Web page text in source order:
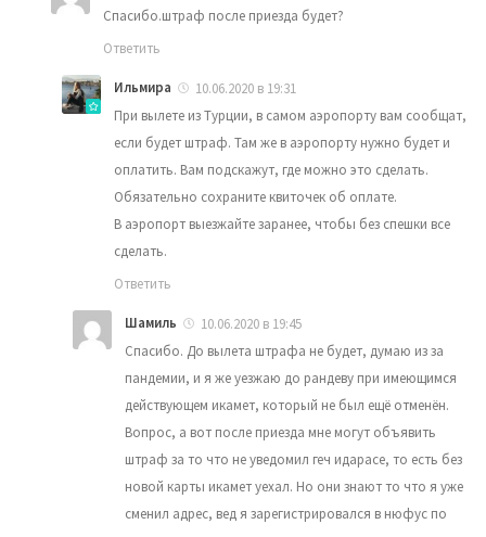
Спасибо.штраф после приезда будет?
Ответить
Ильмира
10.06.2020 в 19:31
При вылете из Турции, в самом аэропорту вам сообщат,
если будет штраф. Там же в аэропорту нужно будет и
оплатить. Вам подскажут, где можно это сделать.
Обязательно сохраните квиточек об оплате.
В аэропорт выезжайте заранее, чтобы без спешки все
сделать.
Ответить
Шамиль
10.06.2020 в 19:45
Спасибо. До вылета штрафа не будет, думаю из за
пандемии, и я же уезжаю до рандеву при имеющимся
действующем икамет, который не был ещё отменён.
Вопрос, а вот после приезда мне могут объявить
штраф за то что не уведомил геч идарасе, то есть без
новой карты икамет уехал. Но они знают то что я уже
сменил адрес, вед я зарегистрировался в нюфус по